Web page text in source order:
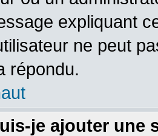
expliquant
ne peut
répondu.
je ajouter une